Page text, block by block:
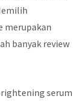
merupakan
banyak review
serum